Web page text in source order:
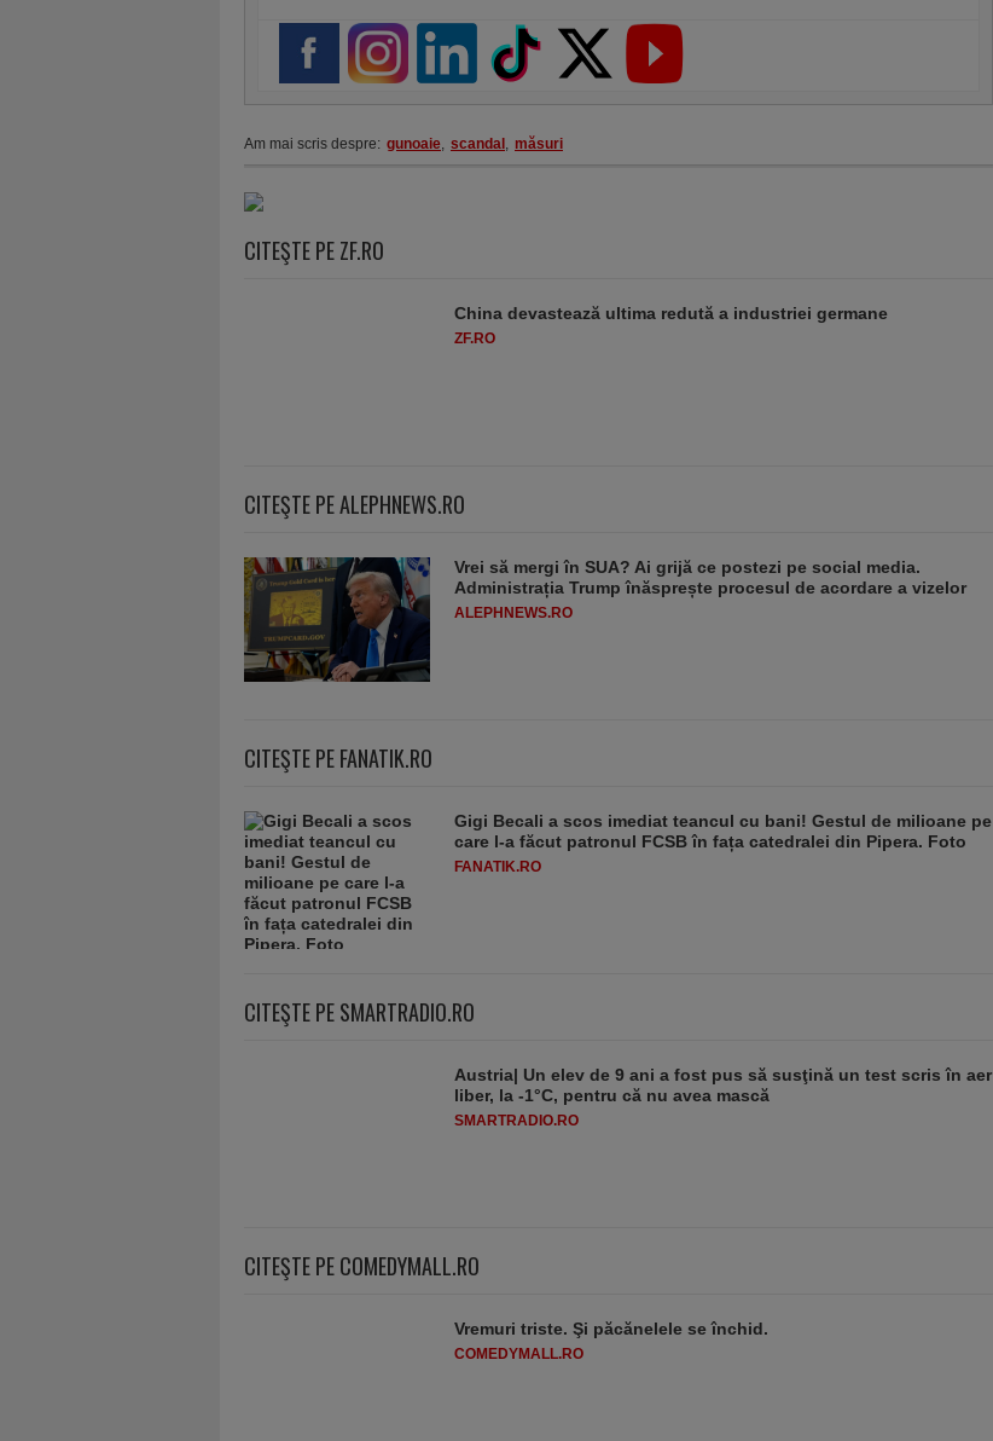
Am mai scris despre: gunoaie, scandal , măsuri
CITEŞTE PE ZF.RO
China devastează ultima redută a industriei germane
ZF.RO
CITEŞTE PE ALEPHNEWS.RO
Vrei să mergi în SUA? Ai grijă ce postezi pe social media.
Administrația Trump înăsprește procesul de acordare a vizelor
ALEPHNEWS.RO
CITEŞTE PE FANATIK.RO
Gigi Becali a scos imediat teancul cu bani! Gestul de milioane pe
care l-a făcut patronul FCSB în fața catedralei din Pipera. Foto
FANATIK.RO
CITEŞTE PE SMARTRADIO.RO
Austria| Un elev de 9 ani a fost pus să susţină un test scris în aer
liber, la -1°C, pentru că nu avea mască
SMARTRADIO.RO
CITEŞTE PE COMEDYMALL.RO
Vremuri triste. Şi păcănelele se închid.
COMEDYMALL.RO